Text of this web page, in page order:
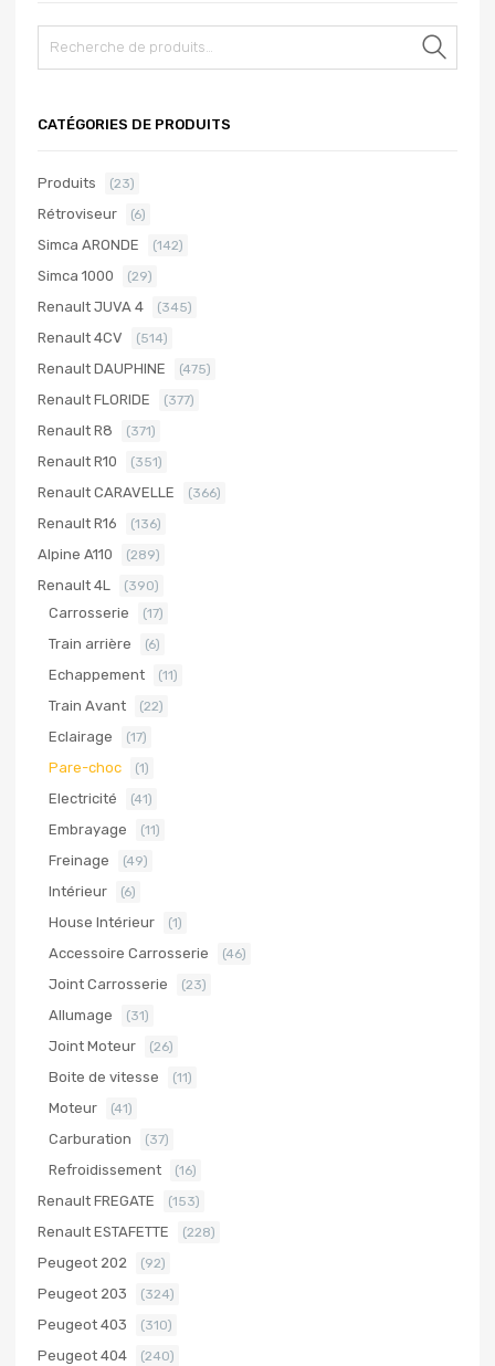
CATÉGORIES DE PRODUITS
Produits (23)
Rétroviseur (6)
Simca ARONDE (142)
Simca 1000 (29)
Renault JUVA 4 (345)
Renault 4CV (514)
Renault DAUPHINE (475)
Renault FLORIDE (377)
Renault R8 (371)
Renault R10 (351)
Renault CARAVELLE (366)
Renault R16 (136)
Alpine A110 (289)
Renault 4L (390)
Carrosserie (17)
Train arrière (6)
Echappement (11)
Train Avant (22)
Eclairage (17)
Pare-choc (1)
Electricité (41)
Embrayage (11)
Freinage (49)
Intérieur (6)
House Intérieur (1)
Accessoire Carrosserie (46)
Joint Carrosserie (23)
Allumage (31)
Joint Moteur (26)
Boite de vitesse (11)
Moteur (41)
Carburation (37)
Refroidissement (16)
Renault FREGATE (153)
Renault ESTAFETTE (228)
Peugeot 202 (92)
Peugeot 203 (324)
Peugeot 403 (310)
Peugeot 404 (240)